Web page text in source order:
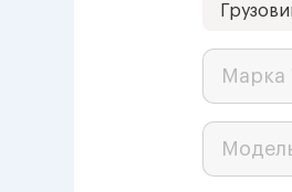
Марка